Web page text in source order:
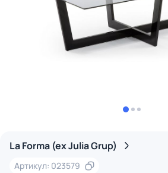
La Forma (ex Julia Grup)
Артикул: 023579